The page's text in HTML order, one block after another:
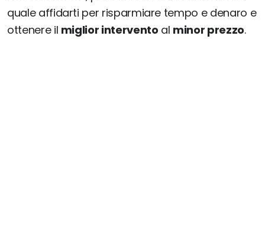
quale affidarti per risparmiare tempo e denaro e
ottenere il miglior intervento al minor prezzo.